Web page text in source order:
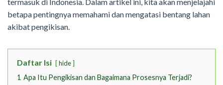
betapa pentingnya memahami dan mengatasi bentang lahan
akibat pengikisan.
Daftar Isi hide
1 Apa Itu Pengikisan dan Bagaimana Prosesnya Terjadi?